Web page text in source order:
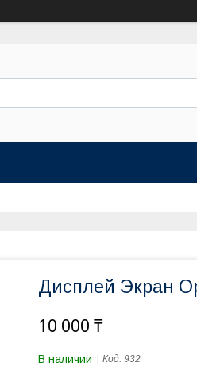
Дисплей Экран
10 000 ₸
В наличии Код: 932